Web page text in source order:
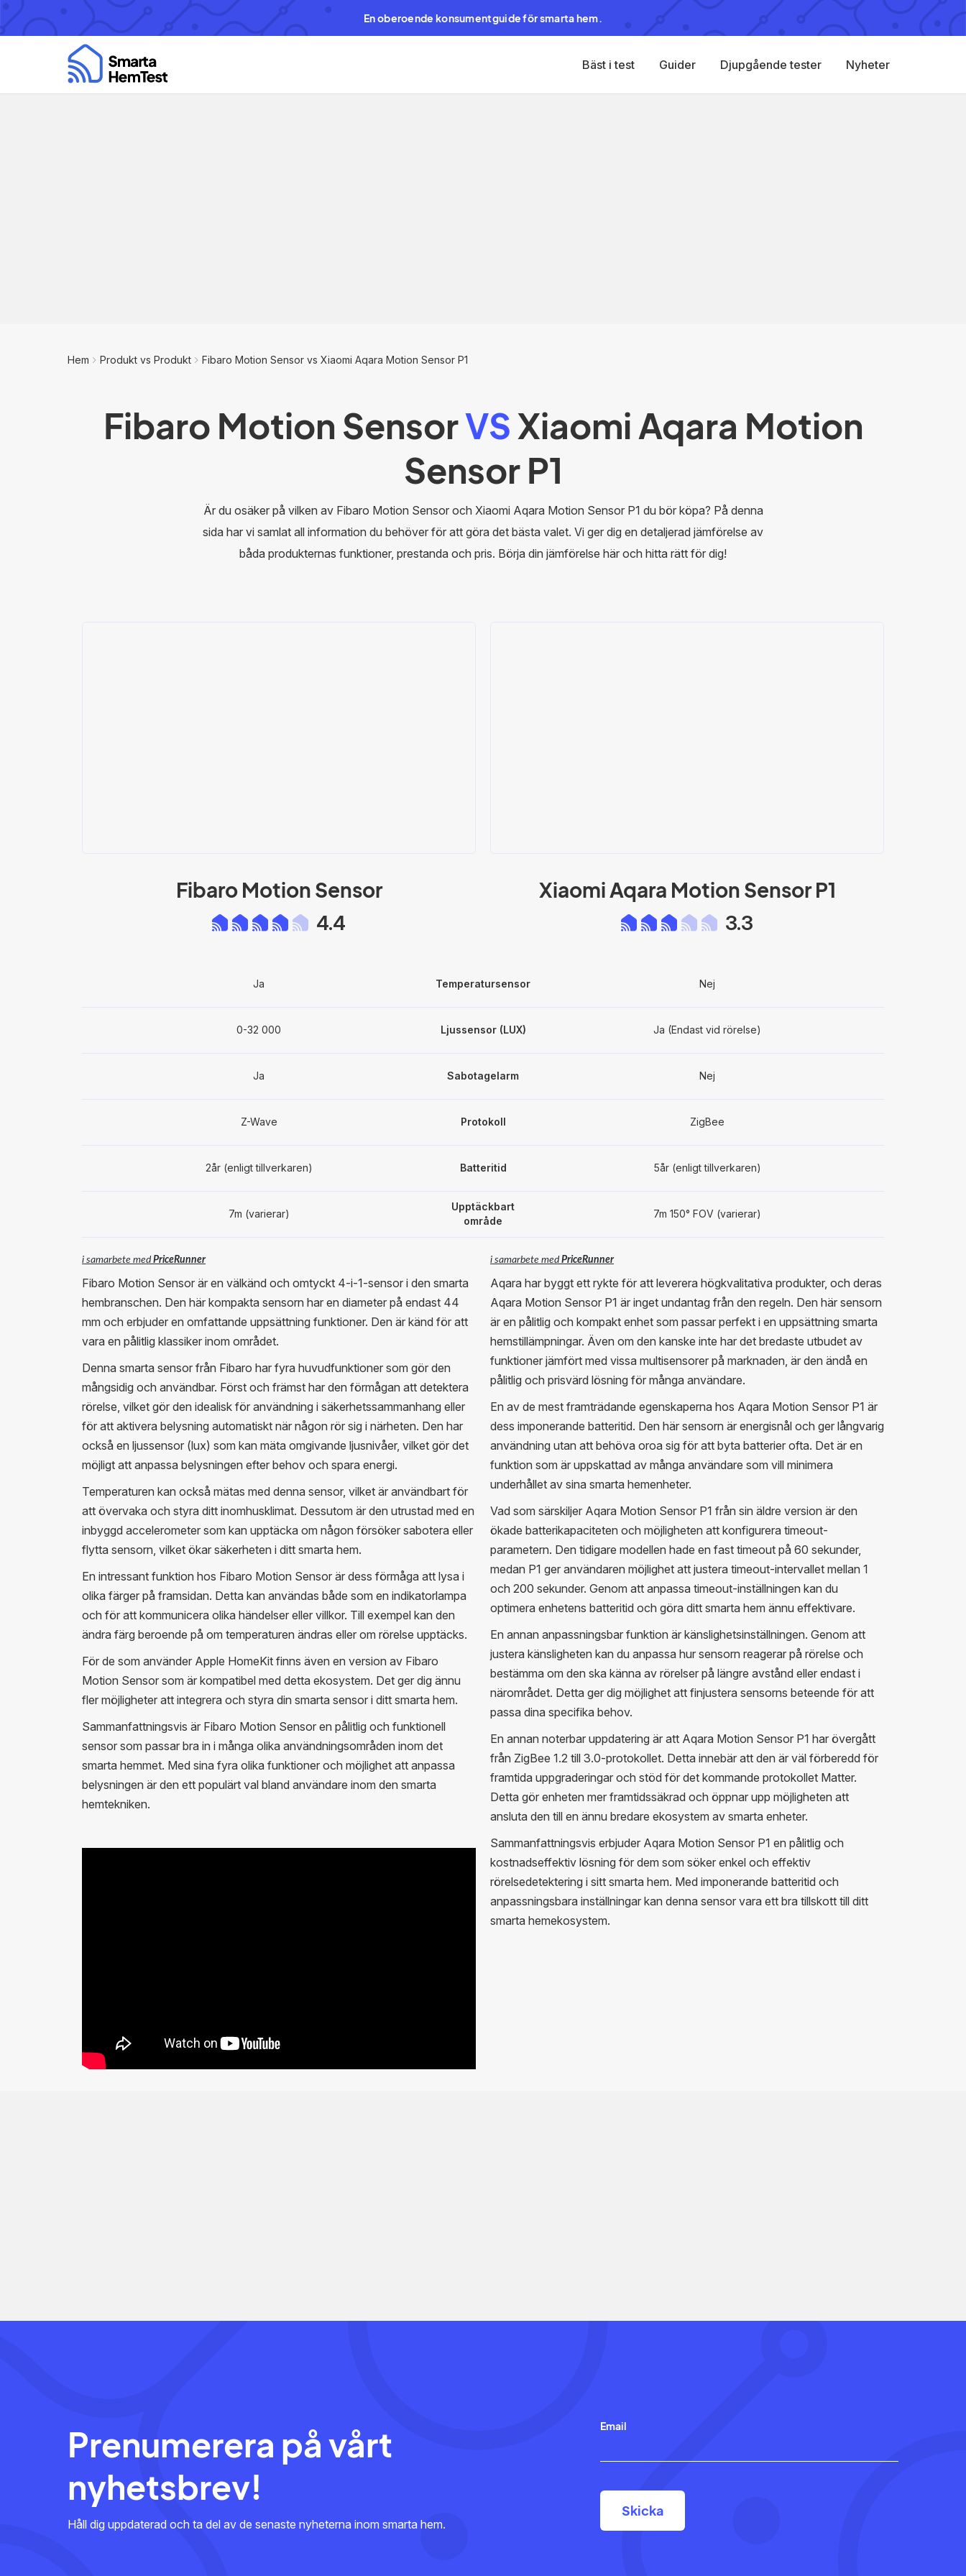
En oberoende konsumentguide för smarta hem.
Bäst i test Guider Djupgående tester Nyheter
Hem Produkt vs Produkt Fibaro Motion Sensor vs Xiaomi Aqara Motion Sensor P1
Fibaro Motion SensorVSXiaomi Aqara Motion
Sensor P1
Är du osäker på vilken av Fibaro Motion Sensor och Xiaomi Aqara Motion Sensor P1 du bör köpa? På denna
sida har vi samlat all information du behöver för att göra det bästa valet. Vi ger dig en detaljerad jämförelse av
båda produkternas funktioner, prestanda och pris. Börja din jämförelse här och hitta rätt för dig!
Fibaro Motion Sensor
4.4
Xiaomi Aqara Motion Sensor P1
3.3
Ja Temperatursensor Nej
0-32 000 Ljussensor (LUX) Ja (Endast vid rörelse)
Ja Sabotagelarm Nej
Z-Wave Protokoll ZigBee
2år (enligt tillverkaren) Batteritid 5år (enligt tillverkaren)
7m (varierar)
Upptäckbart
område
7m 150° FOV (varierar)
i samarbete medPriceRunner
Fibaro Motion Sensor är en välkänd och omtyckt 4-i-1-sensor i den smarta
hembranschen. Den här kompakta sensorn har en diameter på endast 44
mm och erbjuder en omfattande uppsättning funktioner. Den är känd för att
vara en pålitlig klassiker inom området.
Denna smarta sensor från Fibaro har fyra huvudfunktioner som gör den
mångsidig och användbar. Först och främst har den förmågan att detektera
rörelse, vilket gör den idealisk för användning i säkerhetssammanhang eller
för att aktivera belysning automatiskt när någon rör sig i närheten. Den har
också en ljussensor (lux) som kan mäta omgivande ljusnivåer, vilket gör det
möjligt att anpassa belysningen efter behov och spara energi.
Temperaturen kan också mätas med denna sensor, vilket är användbart för
att övervaka och styra ditt inomhusklimat. Dessutom är den utrustad med en
inbyggd accelerometer som kan upptäcka om någon försöker sabotera eller
flytta sensorn, vilket ökar säkerheten i ditt smarta hem.
En intressant funktion hos Fibaro Motion Sensor är dess förmåga att lysa i
olika färger på framsidan. Detta kan användas både som en indikatorlampa
och för att kommunicera olika händelser eller villkor. Till exempel kan den
ändra färg beroende på om temperaturen ändras eller om rörelse upptäcks.
För de som använder Apple HomeKit finns även en version av Fibaro
Motion Sensor som är kompatibel med detta ekosystem. Det ger dig ännu
fler möjligheter att integrera och styra din smarta sensor i ditt smarta hem.
Sammanfattningsvis är Fibaro Motion Sensor en pålitlig och funktionell
sensor som passar bra in i många olika användningsområden inom det
smarta hemmet. Med sina fyra olika funktioner och möjlighet att anpassa
belysningen är den ett populärt val bland användare inom den smarta
hemtekniken.
i samarbete medPriceRunner
Aqara har byggt ett rykte för att leverera högkvalitativa produkter, och deras
Aqara Motion Sensor P1 är inget undantag från den regeln. Den här sensorn
är en pålitlig och kompakt enhet som passar perfekt i en uppsättning smarta
hemstillämpningar. Även om den kanske inte har det bredaste utbudet av
funktioner jämfört med vissa multisensorer på marknaden, är den ändå en
pålitlig och prisvärd lösning för många användare.
En av de mest framträdande egenskaperna hos Aqara Motion Sensor P1 är
dess imponerande batteritid. Den här sensorn är energisnål och ger långvarig
användning utan att behöva oroa sig för att byta batterier ofta. Det är en
funktion som är uppskattad av många användare som vill minimera
underhållet av sina smarta hemenheter.
Vad som särskiljer Aqara Motion Sensor P1 från sin äldre version är den
ökade batterikapaciteten och möjligheten att konfigurera timeout-
parametern. Den tidigare modellen hade en fast timeout på 60 sekunder,
medan P1 ger användaren möjlighet att justera timeout-intervallet mellan 1
och 200 sekunder. Genom att anpassa timeout-inställningen kan du
optimera enhetens batteritid och göra ditt smarta hem ännu effektivare.
En annan anpassningsbar funktion är känslighetsinställningen. Genom att
justera känsligheten kan du anpassa hur sensorn reagerar på rörelse och
bestämma om den ska känna av rörelser på längre avstånd eller endast i
närområdet. Detta ger dig möjlighet att finjustera sensorns beteende för att
passa dina specifika behov.
En annan noterbar uppdatering är att Aqara Motion Sensor P1 har övergått
från ZigBee 1.2 till 3.0-protokollet. Detta innebär att den är väl förberedd för
framtida uppgraderingar och stöd för det kommande protokollet Matter.
Detta gör enheten mer framtidssäkrad och öppnar upp möjligheten att
ansluta den till en ännu bredare ekosystem av smarta enheter.
Sammanfattningsvis erbjuder Aqara Motion Sensor P1 en pålitlig och
kostnadseffektiv lösning för dem som söker enkel och effektiv
rörelsedetektering i sitt smarta hem. Med imponerande batteritid och
anpassningsbara inställningar kan denna sensor vara ett bra tillskott till ditt
smarta hemekosystem.
Prenumerera på vårt
nyhetsbrev!
Håll dig uppdaterad och ta del av de senaste nyheterna inom smarta hem.
Email